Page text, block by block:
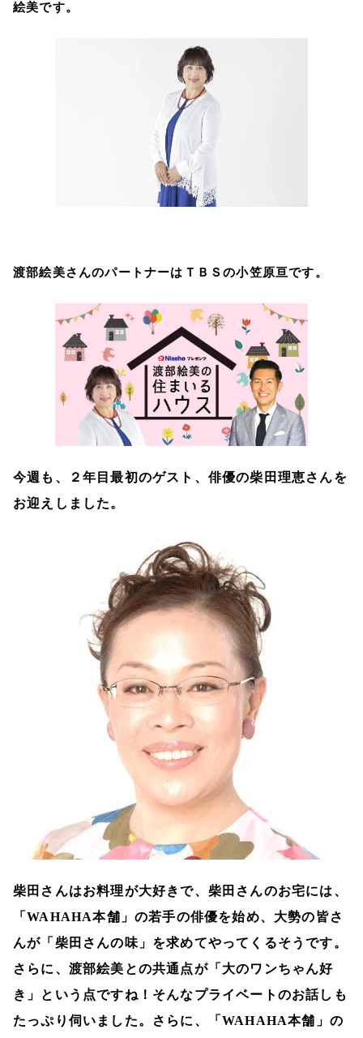
絵美です。
渡部絵美さんのパートナーはＴＢＳの小笠原亘です。
今週も、２年目最初のゲスト、俳優の柴田理恵さんを
お迎えしました。
柴田さんはお料理が大好きで、柴田さんのお宅には、
「WAHAHA本舗」の若手の俳優を始め、大勢の皆さ
んが「柴田さんの味」を求めてやってくるそうです。
さらに、渡部絵美との共通点が「大のワンちゃん好
き」という点ですね！そんなプライベートのお話しも
たっぷり伺いました。さらに、「 WAHAHA本舗」の